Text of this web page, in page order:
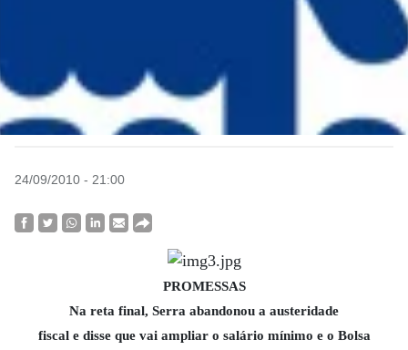
24/09/2010 - 21:00
PROMESSAS
Na reta final, Serra abandonou a austeridade
fiscal e disse que vai ampliar o salário mínimo e o Bolsa